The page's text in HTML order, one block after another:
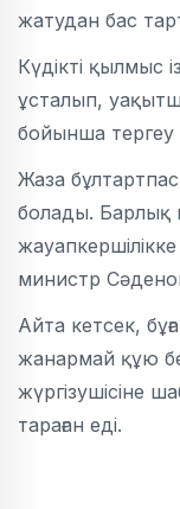
жатудан бас
Күдікті қылмыс
ұсталып,
бойынша тергеу
Жаза
болады. Барлық
министр
Айта кетсек,
жанармай құю
жүргізушісіне
тараған еді.